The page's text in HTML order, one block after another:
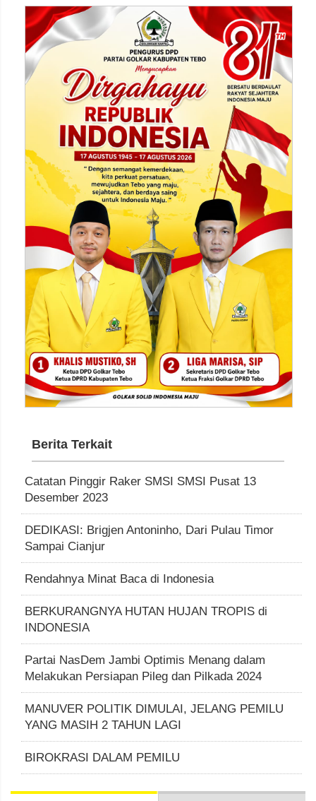
Berita Terkait
Catatan Pinggir Raker SMSI SMSI Pusat 13
Desember 2023
DEDIKASI: Brigjen Antoninho, Dari Pulau Timor
Sampai Cianjur
Rendahnya Minat Baca di Indonesia
BERKURANGNYA HUTAN HUJAN TROPIS di
INDONESIA
Partai NasDem Jambi Optimis Menang dalam
Melakukan Persiapan Pileg dan Pilkada 2024
MANUVER POLITIK DIMULAI, JELANG PEMILU
YANG MASIH 2 TAHUN LAGI
BIROKRASI DALAM PEMILU